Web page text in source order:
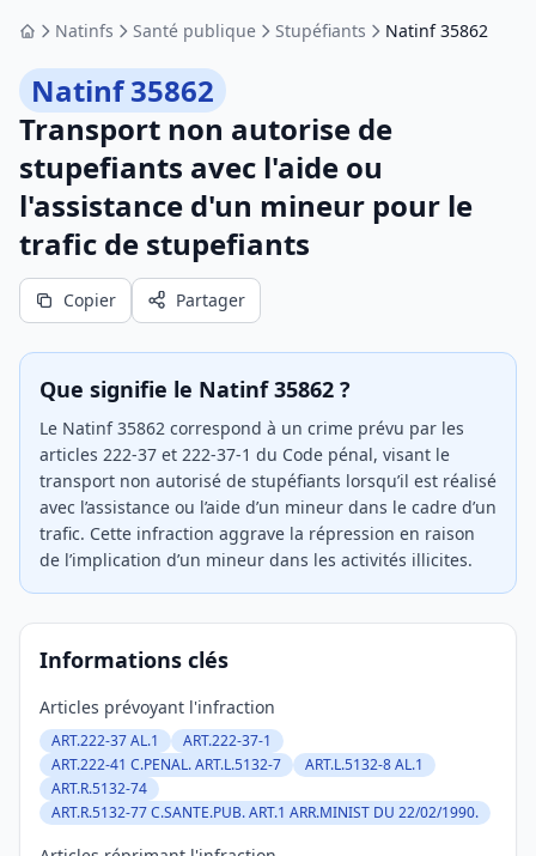
AccueilNatinfs Santé publique Stupéfiants Natinf 35862
Natinf 35862
Transport non autorise de
stupefiants avec l'aide ou
l'assistance d'un mineur pour le
trafic de stupefiants
Copier Partager
Que signifie le Natinf 35862 ?
Le Natinf 35862 correspond à un crime prévu par les
articles 222-37 et 222-37-1 du Code pénal, visant le
transport non autorisé de stupéfiants lorsqu’il est réalisé
avec l’assistance ou l’aide d’un mineur dans le cadre d’un
trafic. Cette infraction aggrave la répression en raison
de l’implication d’un mineur dans les activités illicites.
Informations clés
Articles prévoyant l'infraction
ART.222-37 AL.1
ART.222-37-1
ART.222-41 C.PENAL. ART.L.5132-7
ART.L.5132-8 AL.1
ART.R.5132-74
ART.R.5132-77 C.SANTE.PUB. ART.1 ARR.MINIST DU 22/02/1990.